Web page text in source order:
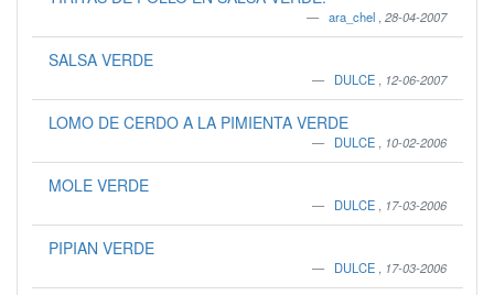
ara_chel 28-04-2007
SALSA VERDE
DULCE 12-06-2007
LOMO DE CERDO A LA PIMIENTA VERDE
DULCE 10-02-2006
MOLE VERDE
DULCE 17-03-2006
PIPIAN VERDE
DULCE 17-03-2006